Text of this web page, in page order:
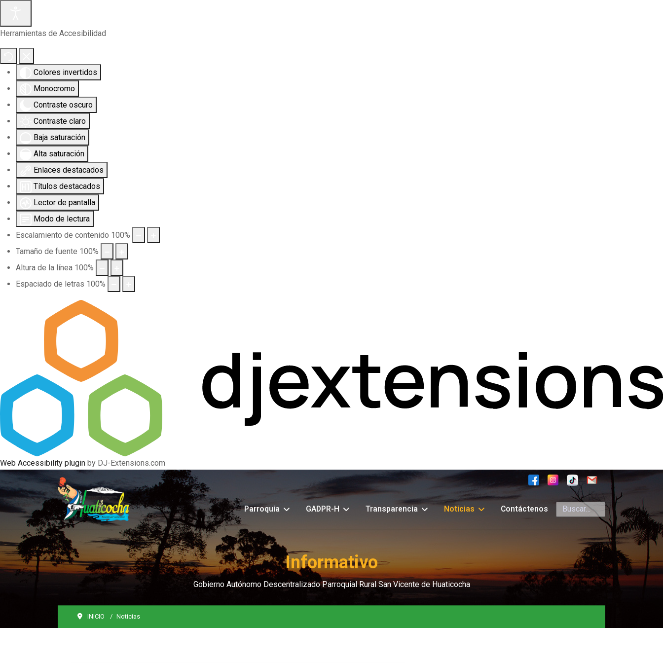
Herramientas de Accesibilidad
Colores invertidos
Monocromo
Contraste oscuro
Contraste claro
Baja saturación
Alta saturación
Enlaces destacados
Títulos destacados
Lector de pantalla
Modo de lectura
Escalamiento de contenido 100%
Tamaño de fuente 100%
Altura de la línea 100%
Espaciado de letras 100%
Web Accessibility plugin by DJ-Extensions.com
Parroquia GADPR-H Transparencia Noticias Contáctenos Buscar
Informativo
Gobierno Autónomo Descentralizado Parroquial Rural San Vicente de Huaticocha
INICIO Noticias